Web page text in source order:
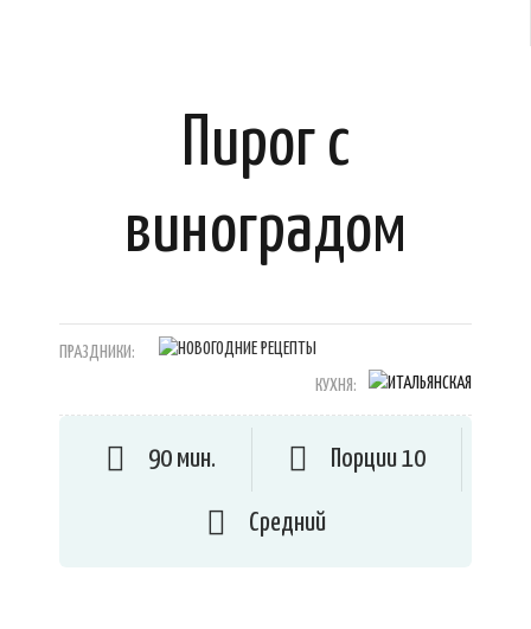
Пирог с
виноградом
ПРАЗДНИКИ:
КУХНЯ:
90 мин. Порции 10
Средний